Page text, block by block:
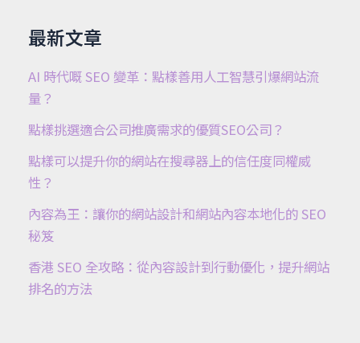
最新文章
AI 時代嘅 SEO 變革：點樣善用人工智慧引爆網站流
量？
點樣挑選適合公司推廣需求的優質SEO公司？
點樣可以提升你的網站在搜尋器上的信任度同權威
性？
內容為王：讓你的網站設計和網站內容本地化的 SEO
秘笈
香港 SEO 全攻略：從內容設計到行動優化，提升網站
排名的方法